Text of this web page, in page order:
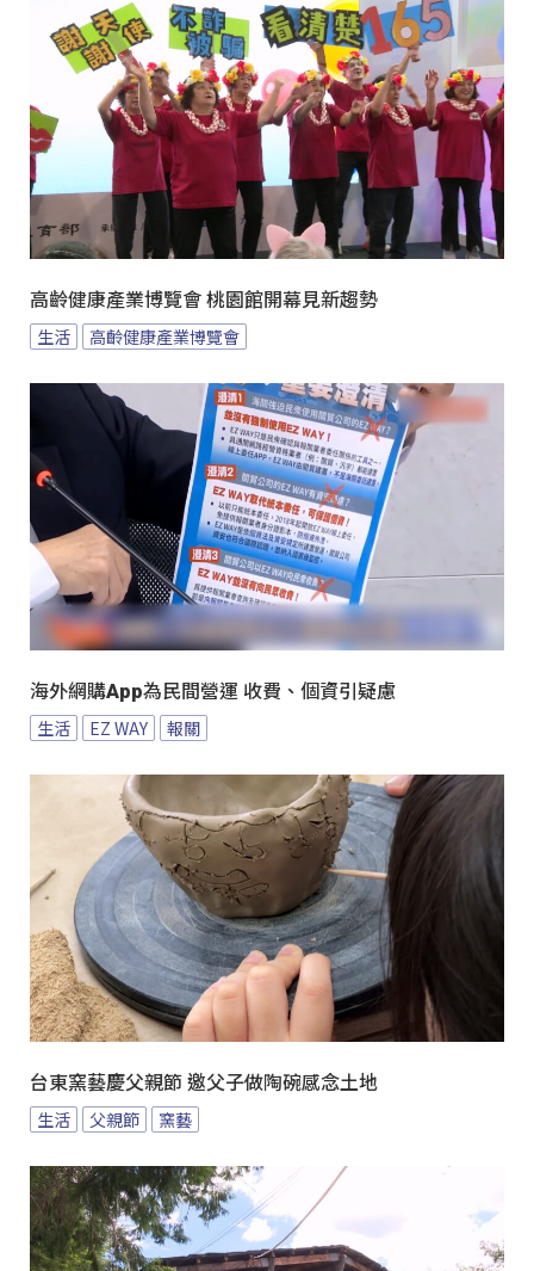
高齡健康產業博覽會 桃園館開幕見新趨勢
生活 高齡健康產業博覽會
海外網購App為民間營運 收費、個資引疑慮
生活 EZ WAY 報關
台東窯藝慶父親節 邀父子做陶碗感念土地
生活 父親節 窯藝